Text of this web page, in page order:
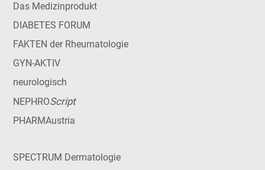
Das Medizinprodukt
DIABETES FORUM
FAKTEN der Rheumatologie
GYN-AKTIV
neurologisch
NEPHROScript
PHARMAustria
SPECTRUM Dermatologie